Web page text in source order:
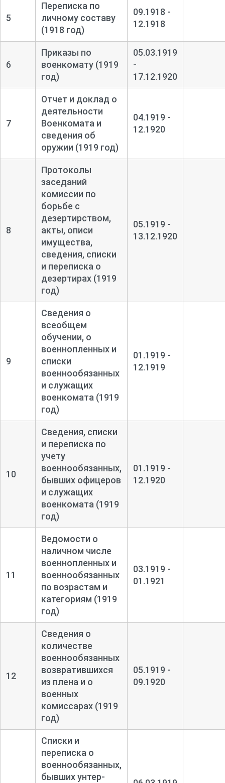
5
Переписка по
личному составу
(1918 год)
09.1918 -
12.1918
6
Приказы по
военкомату (1919
год)
05.03.1919
-
17.12.1920
7
Отчет и доклад о
деятельности
Военкомата и
сведения об
оружии (1919 год)
04.1919 -
12.1920
8
Протоколы
заседаний
комиссии по
борьбе с
дезертирством,
акты, описи
имущества,
сведения, списки
и переписка о
дезертирах (1919
год)
05.1919 -
13.12.1920
9
Сведения о
всеобщем
обучении, о
военнопленных и
списки
военнообязанных
и служащих
военкомата (1919
год)
01.1919 -
12.1919
10
Сведения, списки
и переписка по
учету
военнообязанных,
бывших офицеров
и служащих
военкомата (1919
год)
01.1919 -
12.1920
11
Ведомости о
наличном числе
военнопленных и
военнообязанных
по возрастам и
категориям (1919
год)
03.1919 -
01.1921
12
Сведения о
количестве
военнообязанных
возвратившихся
из плена и о
военных
комиссарах (1919
год)
05.1919 -
09.1920
Списки и
переписка о
военнообязанных,
бывших унтер-